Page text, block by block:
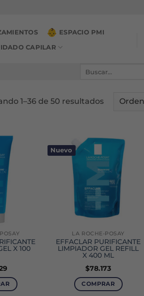
ESPACIO PMI
CAPILAR
1–36 de 50 resultadosOrdenado
últimos
X 100
Nuevo
LA ROCHE-POSAY
EFFACLAR PURIFICANTE
LIMPIADOR GEL REFILL
X 400 ML
$78.173
COMPRAR